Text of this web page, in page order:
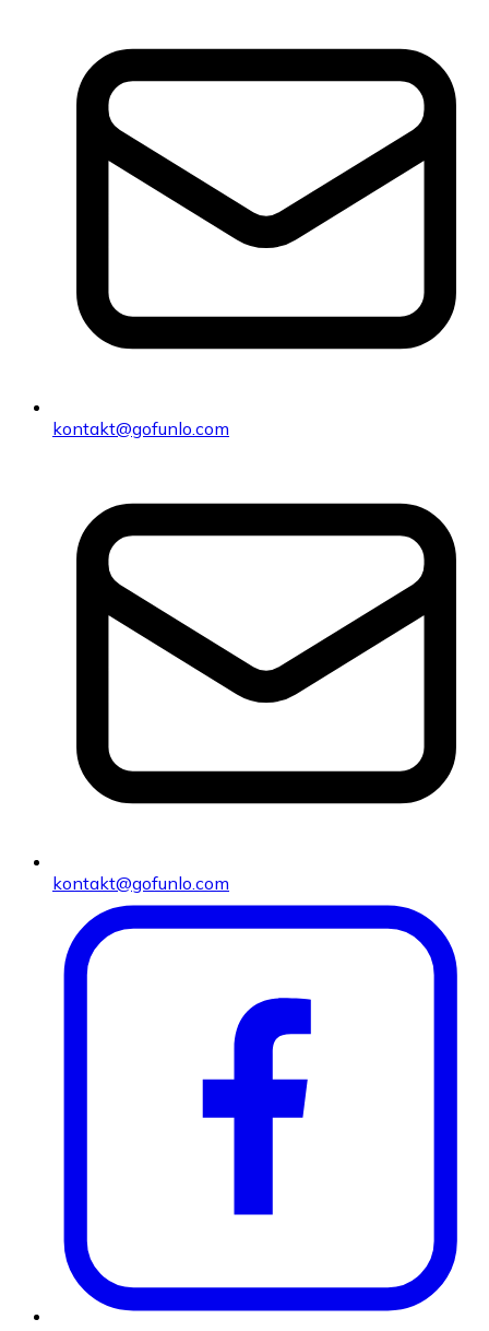
kontakt@gofunlo.com
kontakt@gofunlo.com